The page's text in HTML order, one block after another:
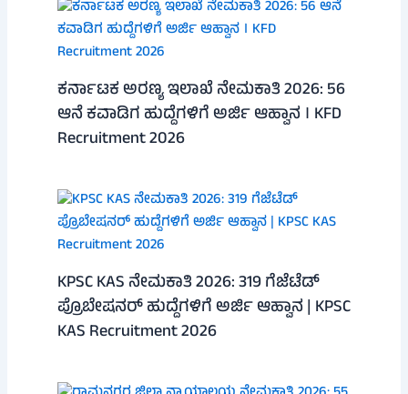
ಕರ್ನಾಟಕ ಅರಣ್ಯ ಇಲಾಖೆ ನೇಮಕಾತಿ 2026: 56
ಆನೆ ಕವಾಡಿಗ ಹುದ್ದೆಗಳಿಗೆ ಅರ್ಜಿ ಆಹ್ವಾನ । KFD
Recruitment 2026
KPSC KAS ನೇಮಕಾತಿ 2026: 319 ಗೆಜೆಟೆಡ್
ಪ್ರೊಬೇಷನರ್ ಹುದ್ದೆಗಳಿಗೆ ಅರ್ಜಿ ಆಹ್ವಾನ | KPSC
KAS Recruitment 2026